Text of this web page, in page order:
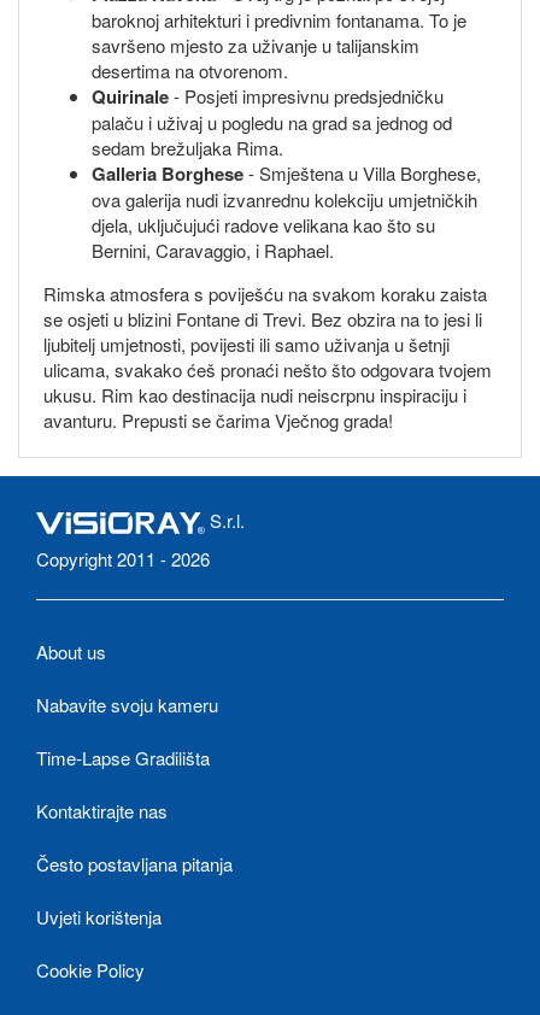
baroknoj arhitekturi i predivnim fontanama. To je
savršeno mjesto za uživanje u talijanskim
desertima na otvorenom.
Quirinale- Posjeti impresivnu predsjedničku
palaču i uživaj u pogledu na grad sa jednog od
sedam brežuljaka Rima.
Galleria Borghese- Smještena u Villa Borghese,
ova galerija nudi izvanrednu kolekciju umjetničkih
djela, uključujući radove velikana kao što su
Bernini, Caravaggio, i Raphael.
Rimska atmosfera s poviješću na svakom koraku zaista
se osjeti u blizini Fontane di Trevi. Bez obzira na to jesi li
ljubitelj umjetnosti, povijesti ili samo uživanja u šetnji
ulicama, svakako ćeš pronaći nešto što odgovara tvojem
ukusu. Rim kao destinacija nudi neiscrpnu inspiraciju i
avanturu. Prepusti se čarima Vječnog grada!
S.r.l.
Copyright 2011 - 2026
About us
Nabavite svoju kameru
Time-Lapse Gradilišta
Kontaktirajte nas
Često postavljana pitanja
Uvjeti korištenja
Cookie Policy